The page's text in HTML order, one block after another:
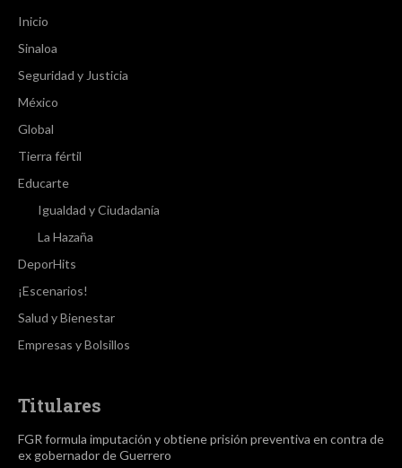
Inicio
Sinaloa
Seguridad y Justicia
México
Global
Tierra fértil
Educarte
Igualdad y Ciudadanía
La Hazaña
DeporHits
¡Escenarios!
Salud y Bienestar
Empresas y Bolsillos
Titulares
FGR formula imputación y obtiene prisión preventiva en contra de
ex gobernador de Guerrero